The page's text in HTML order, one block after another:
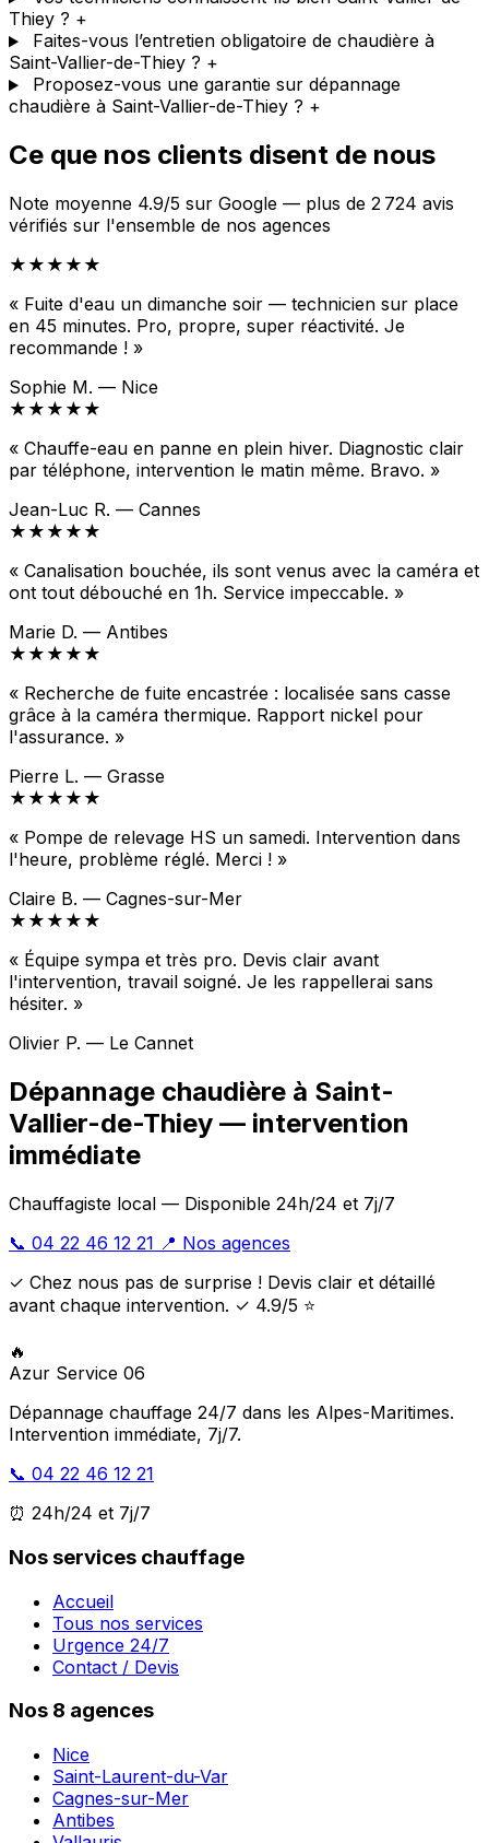
Thiey ? +
Faites-vous l’entretien obligatoire de chaudière à
Saint-Vallier-de-Thiey ? +
Proposez-vous une garantie sur dépannage
chaudière à Saint-Vallier-de-Thiey ? +
Ce que nos clients disent de nous
Note moyenne 4.9/5 sur Google — plus de 2 724 avis
vérifiés sur l'ensemble de nos agences
★★★★★
« Fuite d'eau un dimanche soir — technicien sur place
en 45 minutes. Pro, propre, super réactivité. Je
recommande ! »
Sophie M. — Nice
★★★★★
« Chauffe-eau en panne en plein hiver. Diagnostic clair
par téléphone, intervention le matin même. Bravo. »
Jean-Luc R. — Cannes
★★★★★
« Canalisation bouchée, ils sont venus avec la caméra et
ont tout débouché en 1h. Service impeccable. »
Marie D. — Antibes
★★★★★
« Recherche de fuite encastrée : localisée sans casse
grâce à la caméra thermique. Rapport nickel pour
l'assurance. »
Pierre L. — Grasse
★★★★★
« Pompe de relevage HS un samedi. Intervention dans
l'heure, problème réglé. Merci ! »
Claire B. — Cagnes-sur-Mer
★★★★★
« Équipe sympa et très pro. Devis clair avant
l'intervention, travail soigné. Je les rappellerai sans
hésiter. »
Olivier P. — Le Cannet
Dépannage chaudière à Saint-
Vallier-de-Thiey — intervention
immédiate
Chauffagiste local — Disponible 24h/24 et 7j/7
📞 04 22 46 12 21 📍 Nos agences
✓ Chez nous pas de surprise ! Devis clair et détaillé
avant chaque intervention. ✓ 4.9/5 ⭐
🔥
Azur Service 06
Dépannage chauffage 24/7 dans les Alpes-Maritimes.
Intervention immédiate, 7j/7.
📞 04 22 46 12 21
⏰ 24h/24 et 7j/7
Nos services chauffage
Accueil
Tous nos services
Urgence 24/7
Contact / Devis
Nos 8 agences
Nice
Saint-Laurent-du-Var
Cagnes-sur-Mer
Antibes